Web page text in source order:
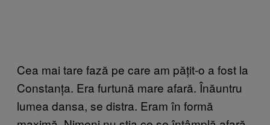
Cea mai tare fază pe care am pățit-o a fost la
Constanța. Era furtună mare afară. Înăuntru
lumea dansa, se distra. Eram în formă